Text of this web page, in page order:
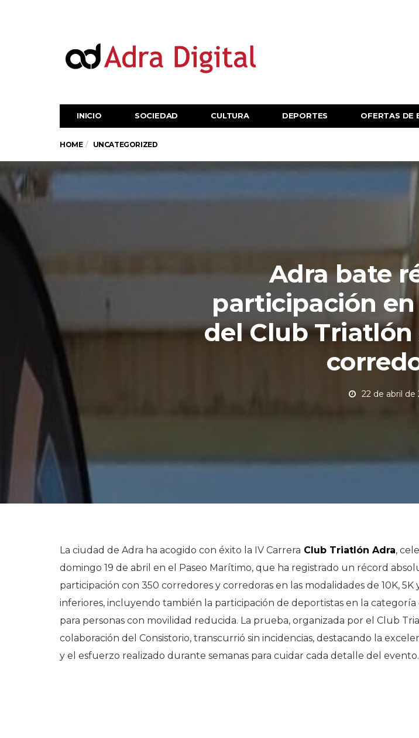
INICIO SOCIEDAD CULTURA DEPORTES OFERTAS DE
HOME UNCATEGORIZED
Adra bate
participación en
del Club Triatlón
22 de abril de
La ciudad de Adra ha acogido con éxito la IV Carrera Club Triatlón Adra,
domingo 19 de abril en el Paseo Marítimo, que ha registrado un récord
participación con 350 corredores y corredoras en las modalidades de 10K, 5K
inferiores, incluyendo también la participación de deportistas en la
para personas con movilidad reducida. La prueba, organizada por el Club
colaboración del Consistorio, transcurrió sin incidencias, destacando la
y el esfuerzo realizado durante semanas para cuidar cada detalle del evento.